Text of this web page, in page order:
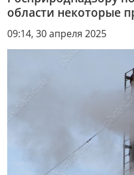
области некоторые
09:14, 30 апреля 2025